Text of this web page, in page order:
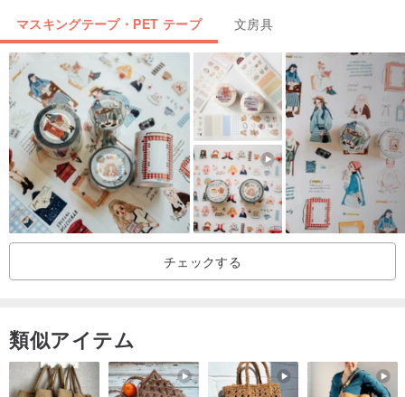
マスキングテープ・PET テープ 文房具
チェックする
類似アイテム